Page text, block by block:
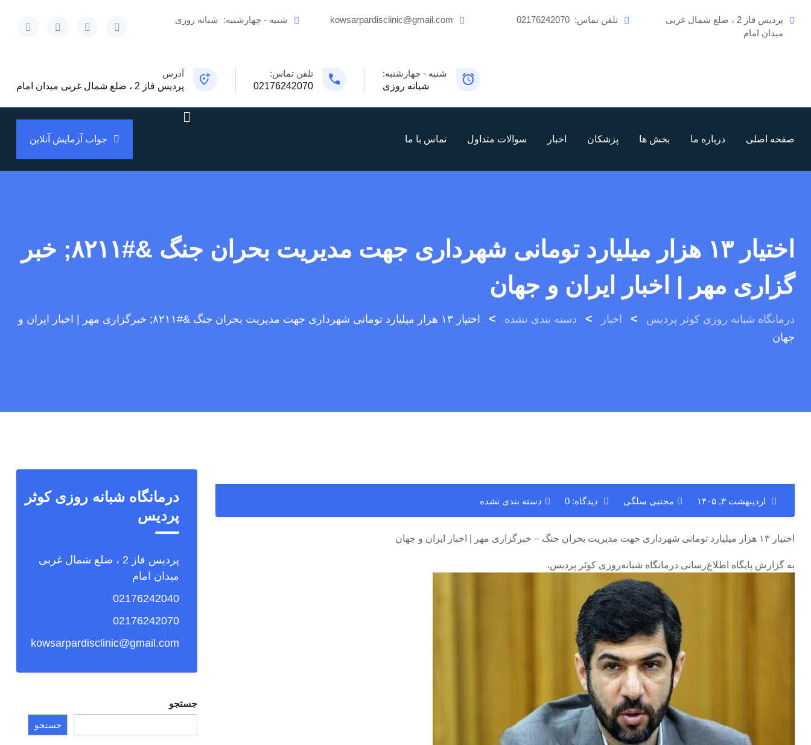
پردیس فاز 2 ، ضلع شمال غربی
میدان امام
تلفن تماس: 02176242070
kowsarpardisclinic@gmail.com شنبه - چهارشنبه: شبانه روزی
شنبه - چهارشنبه:
شبانه روزی
تلفن تماس:
02176242070
آدرس
پردیس فاز 2 ، ضلع شمال غربی میدان امام
صفحه اصلی درباره ما بخش ها پزشکان اخبار سوالات متداول تماس با ما جواب آزمایش آنلاین
اختیار ۱۳ هزار میلیارد تومانی شهرداری جهت مدیریت بحران جنگ &#۸۲۱۱; خبر
گزاری مهر | اخبار ایران و جهان
درمانگاه شبانه روزی کوثر پردیس > اخبار > دسته بندی نشده >
اختیار ۱۳ هزار میلیارد تومانی شهرداری جهت مدیریت بحران جنگ &#۸۲۱۱; خبرگزاری مهر | اخبار ایران و
جهان
اردیبهشت ۳, ۱۴۰۵ مجتبی سلگی دیدگاه: 0 دسته بندی نشده
اختیار ۱۳ هزار میلیارد تومانی شهرداری جهت مدیریت بحران جنگ – خبرگزاری مهر | اخبار ایران و جهان
به گزارش پایگاه اطلاع‌رسانی درمانگاه شبانه‌روزی کوثر پردیس،
درمانگاه شبانه روزی کوثر
پردیس
پردیس فاز 2 ، ضلع شمال غربی
میدان امام
02176242040
02176242070
kowsarpardisclinic@gmail.com
جستجو
جستجو